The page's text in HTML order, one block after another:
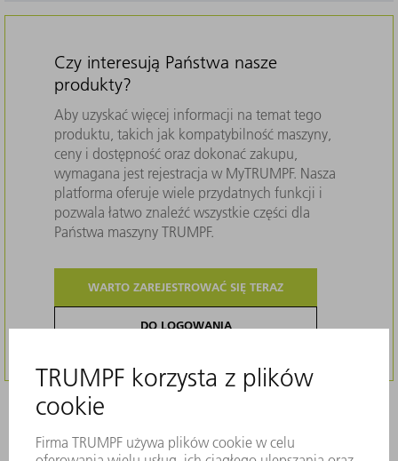
Czy interesują Państwa nasze
produkty?
Aby uzyskać więcej informacji na temat tego
produktu, takich jak kompatybilność maszyny,
ceny i dostępność oraz dokonać zakupu,
wymagana jest rejestracja w MyTRUMPF. Nasza
platforma oferuje wiele przydatnych funkcji i
pozwala łatwo znaleźć wszystkie części dla
Państwa maszyny TRUMPF.
WARTO ZAREJESTROWAĆ SIĘ TERAZ
DO LOGOWANIA